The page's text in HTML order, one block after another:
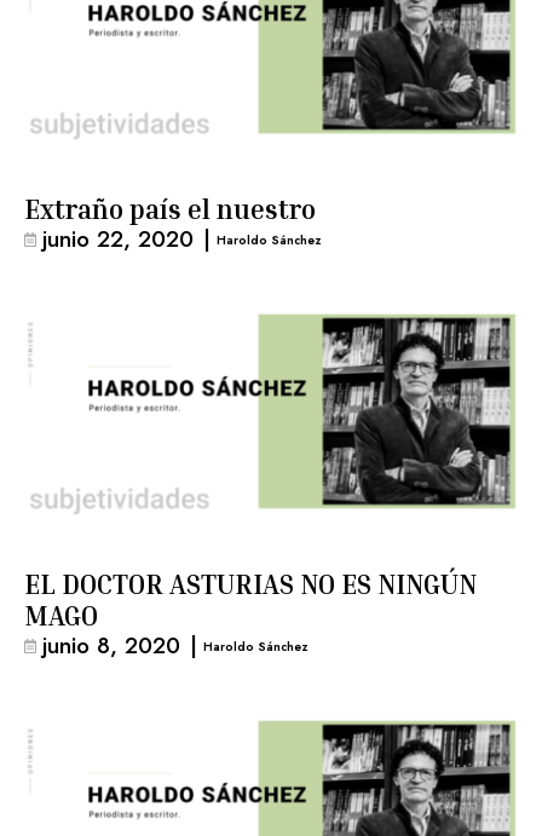
Extraño país el nuestro
junio 22, 2020 | Haroldo Sánchez
EL DOCTOR ASTURIAS NO ES NINGÚN
MAGO
junio 8, 2020 | Haroldo Sánchez